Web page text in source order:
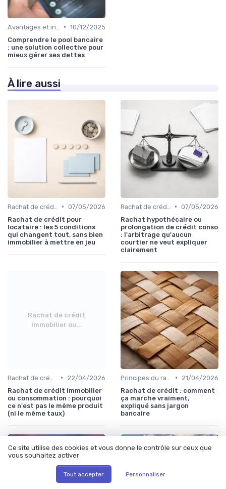
• 10/12/2025
Comprendre le pool bancaire
: une solution collective pour
mieux gérer ses dettes
À lire aussi
• 07/05/2026
Rachat de crédit pour
locataire : les 5 conditions
qui changent tout, sans bien
immobilier à mettre en jeu
• 07/05/2026
Rachat hypothécaire ou
prolongation de crédit conso
: l'arbitrage qu'aucun
courtier ne veut expliquer
clairement
Rachat de crédit
immobilier ou...
•
22/04/2026
Rachat de crédit immobilier
ou consommation : pourquoi
ce n'est pas le même produit
(ni le même taux)
•
21/04/2026
Rachat de crédit : comment
ça marche vraiment,
expliqué sans jargon
bancaire
Ce site utilise des cookies et vous donne le contrôle sur ceux que
vous souhaitez activer
Tout accepter Personnaliser